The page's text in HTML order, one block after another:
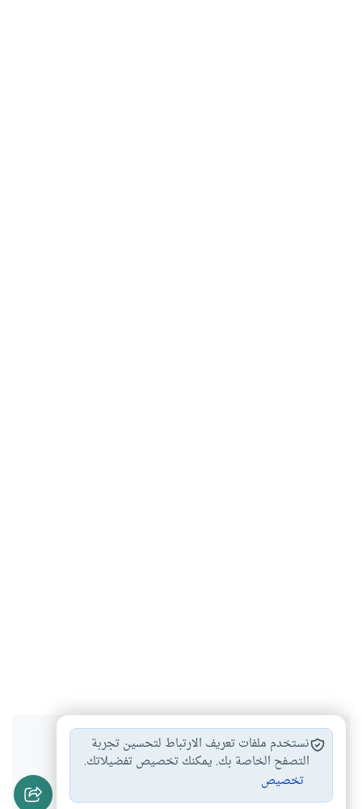
هل انتفعت بهذا المحتوى؟
نعم لا
نستخدم ملفات تعريف الارتباط لتحسين تجربة
التصفح الخاصة بك. يمكنك تخصيص تفضيلاتك.
تخصيص